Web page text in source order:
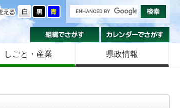
色を変える
組織でさがす
しごと・産業 県政情報